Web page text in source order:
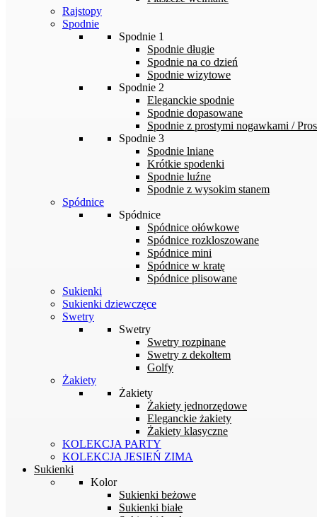
Rajstopy
Spodnie
Spodnie 1
Spodnie długie
Spodnie na co dzień
Spodnie wizytowe
Spodnie 2
Eleganckie spodnie
Spodnie dopasowane
Spodnie z prostymi nogawkami /
Spodnie 3
Spodnie lniane
Krótkie spodenki
Spodnie luźne
Spodnie z wysokim stanem
Spódnice
Spódnice
Spódnice ołówkowe
Spódnice rozkloszowane
Spódnice mini
Spódnice w kratę
Spódnice plisowane
Sukienki
Sukienki dziewczęce
Swetry
Swetry
Swetry rozpinane
Swetry z dekoltem
Golfy
Żakiety
Żakiety
Żakiety jednorzędowe
Eleganckie żakiety
Żakiety klasyczne
KOLEKCJA PARTY
KOLEKCJA JESIEŃ ZIMA
Sukienki
Kolor
Sukienki beżowe
Sukienki białe